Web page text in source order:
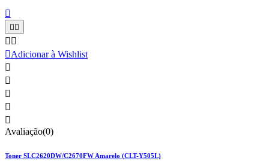

 
 
Adicionar à Wishlist





Avaliação(0)
Toner SLC2620DW/C2670FW Amarelo (CLT-Y505L)